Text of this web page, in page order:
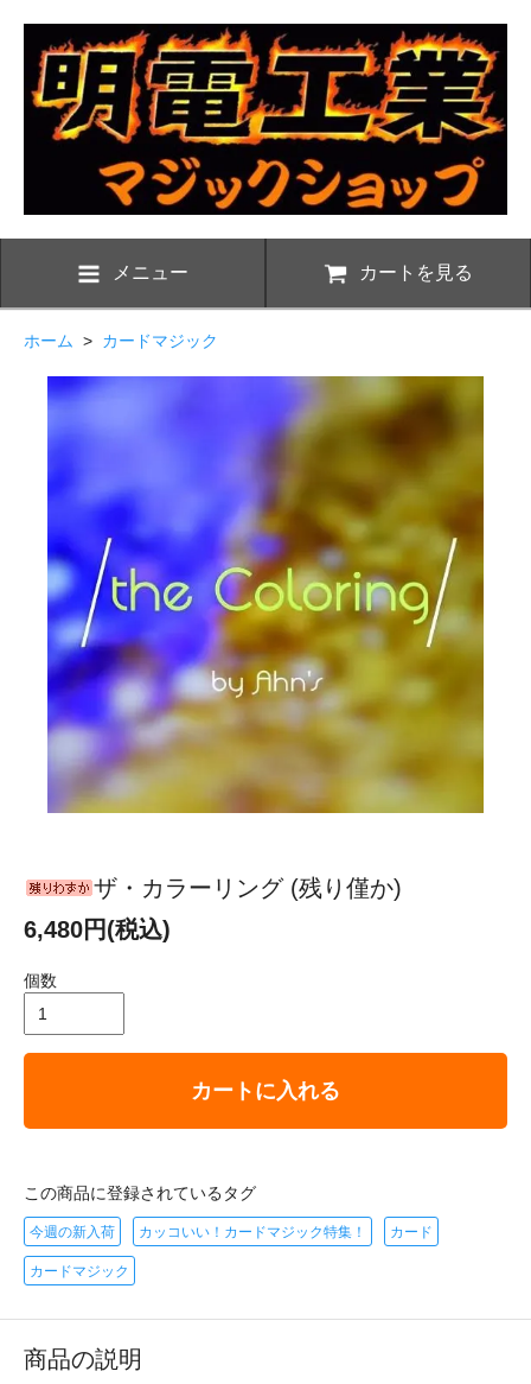
メニュー カートを見る
ホーム > カードマジック
ザ・カラーリング (残り僅か)
6,480円(税込)
個数
カートに入れる
この商品に登録されているタグ
今週の新入荷 カッコいい！カードマジック特集！ カード
カードマジック
商品の説明